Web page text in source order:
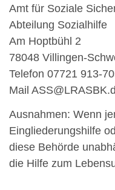
Amt für Soziale
Abteilung Sozialhilfe
Am Hoptbühl 2
78048 Villingen-
Telefon 07721 913-
Mail
Ausnahmen: Wenn
Eingliederungshilfe
diese Behörde
die Hilfe zum